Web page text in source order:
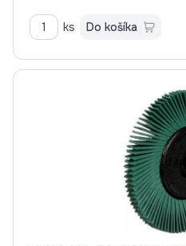
ks Do košíka